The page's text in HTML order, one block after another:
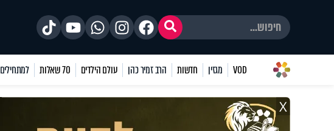
VOD מגזין חדשות הרב זמיר כהן עולם הילדים 70 שאלות למתחילים
X